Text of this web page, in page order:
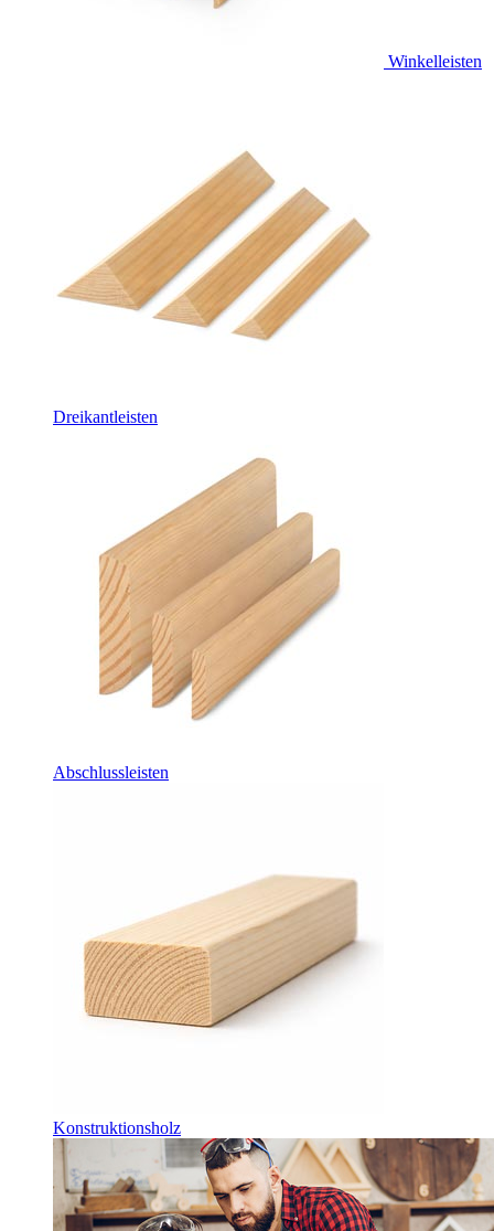
Winkelleisten
Dreikantleisten
Abschlussleisten
Konstruktionsholz